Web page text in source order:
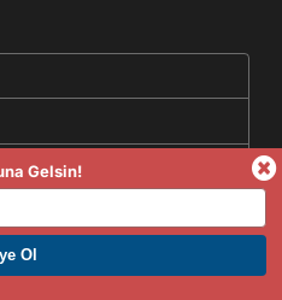
HEMEN KAZAN
Gelsin!